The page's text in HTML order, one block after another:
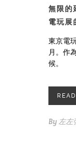
無限的
電玩展
東京電
月。作
候。
By 左左